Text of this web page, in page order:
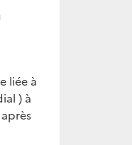
liée à
) à